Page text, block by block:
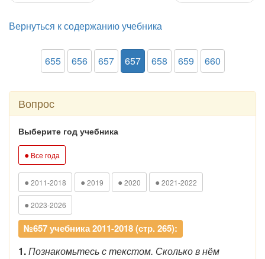
Вернуться к содержанию учебника
655 656 657 657 658 659 660
Вопрос
Выберите год учебника
● Все года
● 2011-2018 ● 2019 ● 2020 ● 2021-2022
● 2023-2026
№657 учебника 2011-2018 (стр. 265):
1.Познакомьтесь с текстом. Сколько в нём